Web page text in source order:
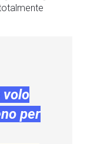
volo
per